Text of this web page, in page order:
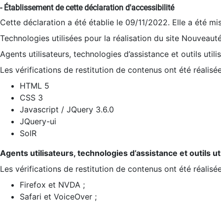
- Établissement de cette déclaration d'accessibilité
Cette déclaration a été établie le 09/11/2022. Elle a été
Technologies utilisées pour la réalisation du site
Agents utilisateurs, technologies d’assistance et outils
Les vérifications de restitution de contenus ont été
HTML 5
CSS 3
Javascript / JQuery 3.6.0
JQuery-ui
SolR
Agents utilisateurs, technologies d’assistance et outils
Les vérifications de restitution de contenus ont été
Firefox et NVDA ;
Safari et VoiceOver ;